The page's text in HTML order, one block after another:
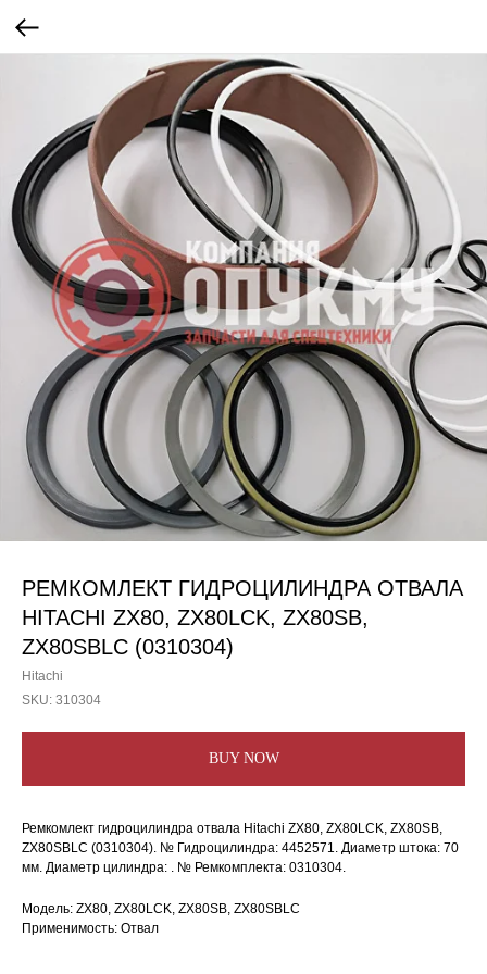
РЕМКОМЛЕКТ ГИДРОЦИЛИНДРА ОТВАЛА
HITACHI ZX80, ZX80LCK, ZX80SB,
ZX80SBLC (0310304)
Hitachi
SKU: 310304
BUY NOW
Ремкомлект гидроцилиндра отвала Hitachi ZX80, ZX80LCK, ZX80SB,
ZX80SBLC (0310304). № Гидроцилиндра: 4452571. Диаметр штока: 70
мм. Диаметр цилиндра: . № Ремкомплекта: 0310304.
Модель: ZX80, ZX80LCK, ZX80SB, ZX80SBLC
Применимость: Отвал